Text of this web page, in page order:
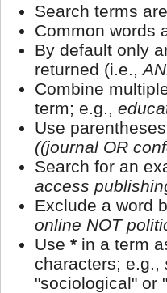
Search terms
Common words
By default only
returned (i.e.,
Combine
term; e.g.,
Use
((journal OR
Search for an
access
Exclude a word
online NOT
Use * in a term
characters; e.g.,
"sociological" or